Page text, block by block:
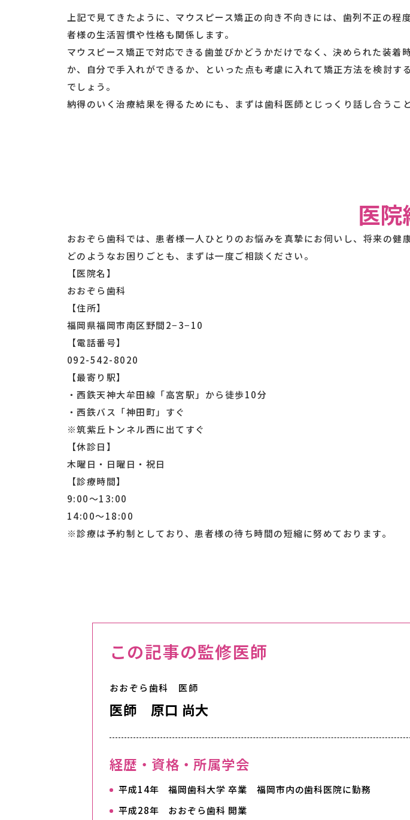
上記で見てきたように、マウスピース矯正の向き不向きには、歯列不正の程
者様の生活習慣や性格も関係します。
マウスピース矯正で対応できる歯並びかどうかだけでなく、決められた装着
か、自分で手入れができるか、といった点も考慮に入れて矯正方法を検討す
でしょう。
納得のいく治療結果を得るためにも、まずは歯科医師とじっくり話し合うこ
医
おおぞら歯科では、患者様一人ひとりのお悩みを真摯にお伺いし、将来の健
どのようなお困りごとも、まずは一度ご相談ください。
【医院名】
おおぞら歯科
【住所】
福岡県福岡市南区野間2−3−10
【電話番号】
092-542-8020
【最寄り駅】
・西鉄天神大牟田線「高宮駅」から徒歩10分
・西鉄バス「神田町」すぐ
※筑紫丘トンネル西に出てすぐ
【休診日】
木曜日・日曜日・祝日
【診療時間】
9:00～13:00
14:00～18:00
※診療は予約制としており、患者様の待ち時間の短縮に努めております。
この記事の監修医師
おおぞら歯科 医師
医師 原口 尚大
経歴・資格・所属学会
平成14年 福岡歯科大学 卒業 福岡市内の歯科医院に勤務
平成28年 おおぞら歯科 開業